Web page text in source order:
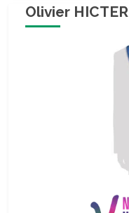
Olivier HICTER